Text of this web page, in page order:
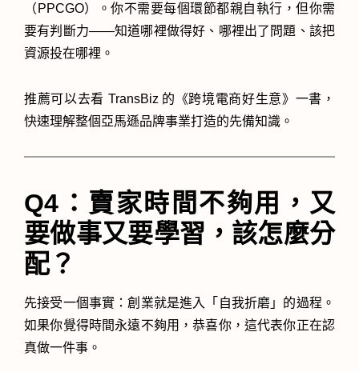
（PPCGO）。你不需要每個環節都親自執行，但你需
要有判斷力——知道哪裡做得好、哪裡出了問題、該把
資源投在哪裡。
推薦可以去看 TransBiz 的《跨境電商好生意》一書，
快速理解整個亞馬遜品牌事業打造的先備知識。
Q4：賣家時間不夠用，又
要做事又要學習，該怎麼分
配？
先接受一個事實：創業就是進入「自我折磨」的過程。
如果你覺得時間永遠不夠用，恭喜你，這代表你正在認
真做一件事。